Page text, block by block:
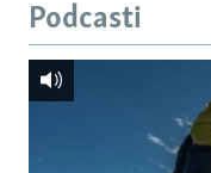
Podcasti